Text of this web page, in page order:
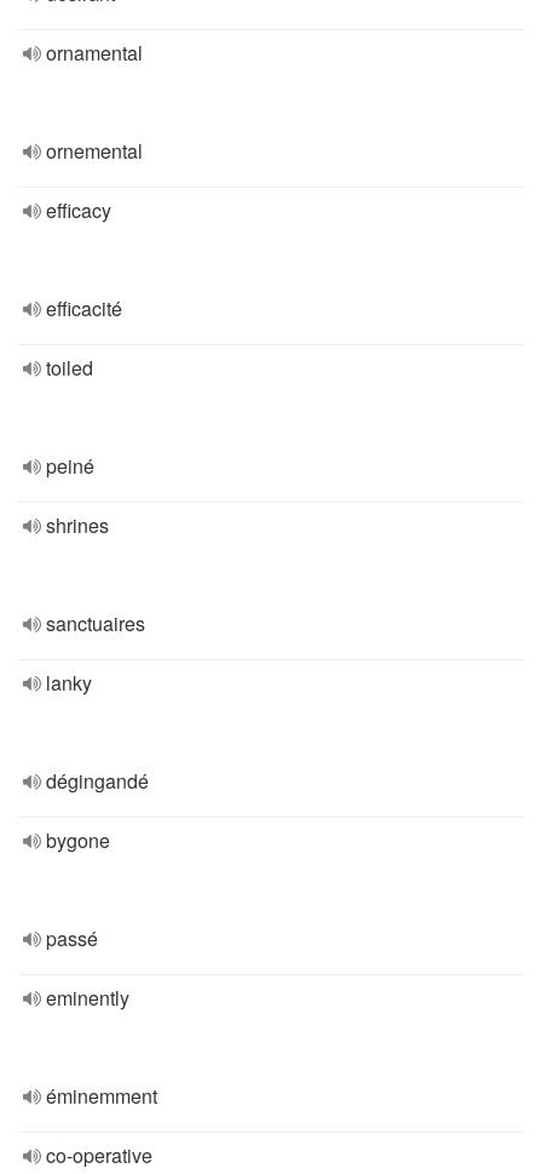
ornamental
ornemental
efficacy
efficacité
toiled
peiné
shrines
sanctuaires
lanky
dégingandé
bygone
passé
eminently
éminemment
co-operative